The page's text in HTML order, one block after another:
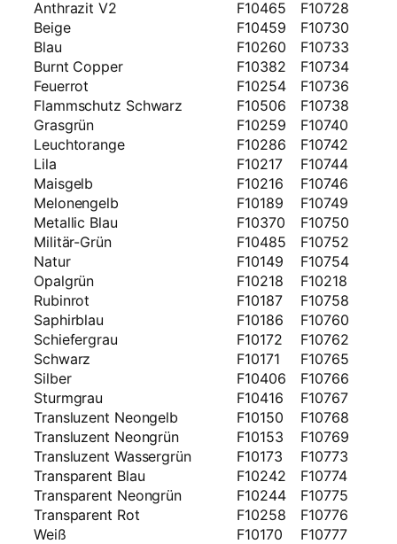
Anthrazit V2 F10465
F10728
Beige
F10459
F10730
Blau
F10260
F10733
Burnt Copper
F10382
F10734
Feuerrot
F10254
F10736
Flammschutz Schwarz
F10506
F10738
Grasgrün
F10259
F10740
Leuchtorange
F10286
F10742
Lila
F10217
F10744
Maisgelb
F10216
F10746
Melonengelb
F10189
F10749
Metallic Blau
F10370
F10750
Militär-Grün
F10485
F10752
Natur
F10149
F10754
Opalgrün
F10218
F10218
Rubinrot
F10187
F10758
Saphirblau
F10186
F10760
Schiefergrau
F10172
F10762
Schwarz
F10171
F10765
Silber
F10406
F10766
Sturmgrau
F10416
F10767
Transluzent Neongelb
F10150
F10768
Transluzent Neongrün
F10153
F10769
Transluzent Wassergrün
F10173
F10773
Transparent Blau
F10242
F10774
Transparent Neongrün
F10244
F10775
Transparent Rot
F10258
F10776
Weiß
F10170
F10777